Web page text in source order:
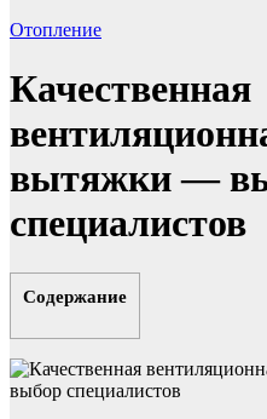
Отопление
Качественная
вытяжки —
специалистов
Содержание